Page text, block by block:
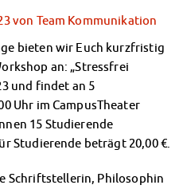
von Team Kommunikation
bieten wir Euch kurzfristig
an: „Stressfrei
und findet an 5
Uhr im CampusTheater
15 Studierende
Studierende beträgt 20,00 €.
Schriftstellerin, Philosophin